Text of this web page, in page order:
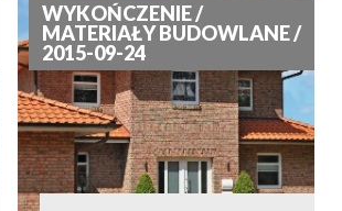
WYKOŃCZENIE /
MATERIAŁY BUDOWLANE /
2015-09-24